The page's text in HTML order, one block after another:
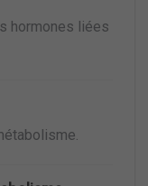
hormones liées